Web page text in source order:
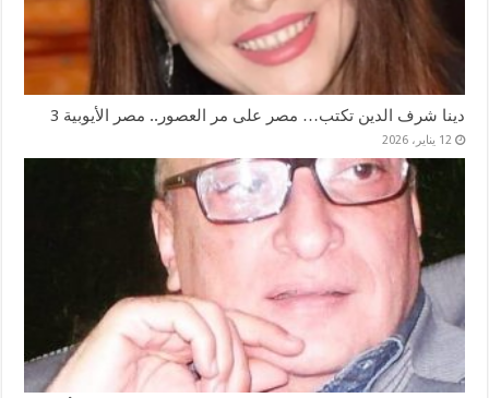
دينا شرف الدين تكتب… مصر على مر العصور.. مصر الأيوبية 3
12 يناير، 2026